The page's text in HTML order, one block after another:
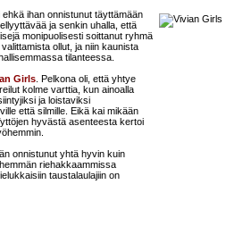
ihan onnistunut täyttämään
ja senkin uhalla, että
monipuolisesti soittanut ryhmä
ollut, ja niin kaunista
tilanteessa.
Girls. Pelkona oli, että yhtye
kolme varttia, kun ainoalla
ja loistaviksi
että silmille. Eikä kai mikään
hyvästä asenteesta kertoi
onnistunut yhtä hyvin kuin
riehakkaammissa
taustalaulajiin on